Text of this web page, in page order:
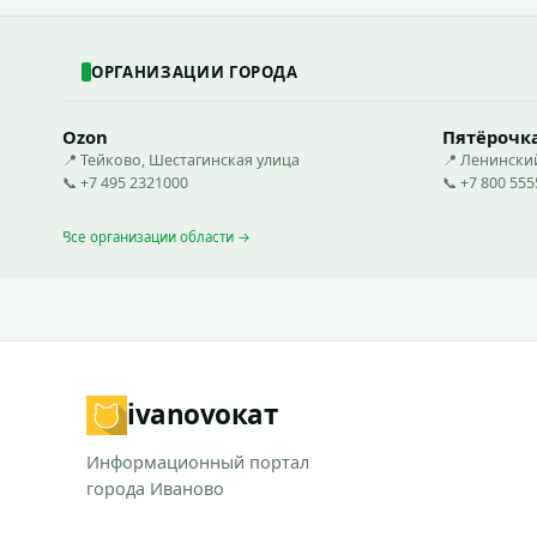
ОРГАНИЗАЦИИ ГОРОДА
Ozon
📍 Тейково, Шестагинская улица
📞 +7 495 2321000
📍
📞 +7 800
Все организации области →
ivanovoкат
Информационный портал
города Иваново